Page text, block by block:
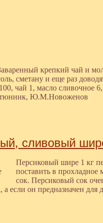
крепкий чай и
сметану и еще раз
чай 1, масло сливочное
Ю.М.Новоженов
сливовый
Персиковый шире 1 кг
поставить в прохладное
сок. Персиковый сок
а если он предназначен для